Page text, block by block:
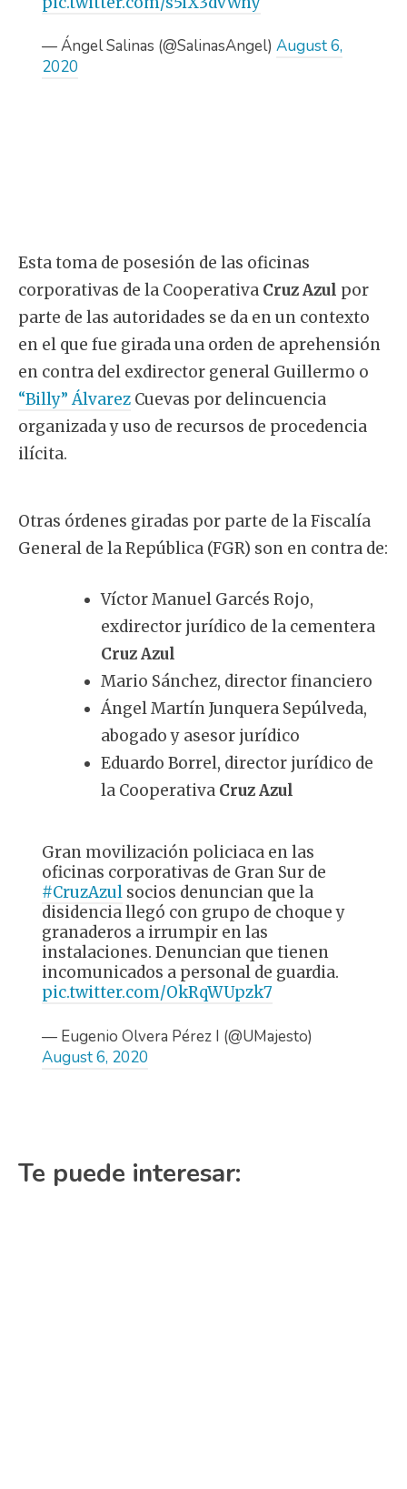
— Ángel Salinas (@SalinasAngel) August 6,
2020
Esta toma de posesión de las oficinas
corporativas de la Cooperativa Cruz Azul por
parte de las autoridades se da en un contexto
en el que fue girada una orden de aprehensión
en contra del exdirector general Guillermo o
“Billy” Álvarez Cuevas por delincuencia
organizada y uso de recursos de procedencia
ilícita.
Otras órdenes giradas por parte de la Fiscalía
General de la República (FGR) son en contra de:
Víctor Manuel Garcés Rojo,
exdirector jurídico de la cementera
Cruz Azul
Mario Sánchez, director financiero
Ángel Martín Junquera Sepúlveda,
abogado y asesor jurídico
Eduardo Borrel, director jurídico de
la Cooperativa Cruz Azul
Gran movilización policiaca en las
oficinas corporativas de Gran Sur de
#CruzAzulsocios denuncian que la
disidencia llegó con grupo de choque y
granaderos a irrumpir en las
instalaciones. Denuncian que tienen
incomunicados a personal de guardia.
pic.twitter.com/OkRqWUpzk7
— Eugenio Olvera Pérez I (@UMajesto)
August 6, 2020
Te puede interesar: